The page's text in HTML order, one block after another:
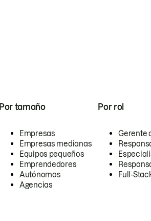
Por tamaño
Empresas
Empresas medianas
Equipos pequeños
Emprendedores
Autónomos
Agencias
Por rol
Gerente
Full-